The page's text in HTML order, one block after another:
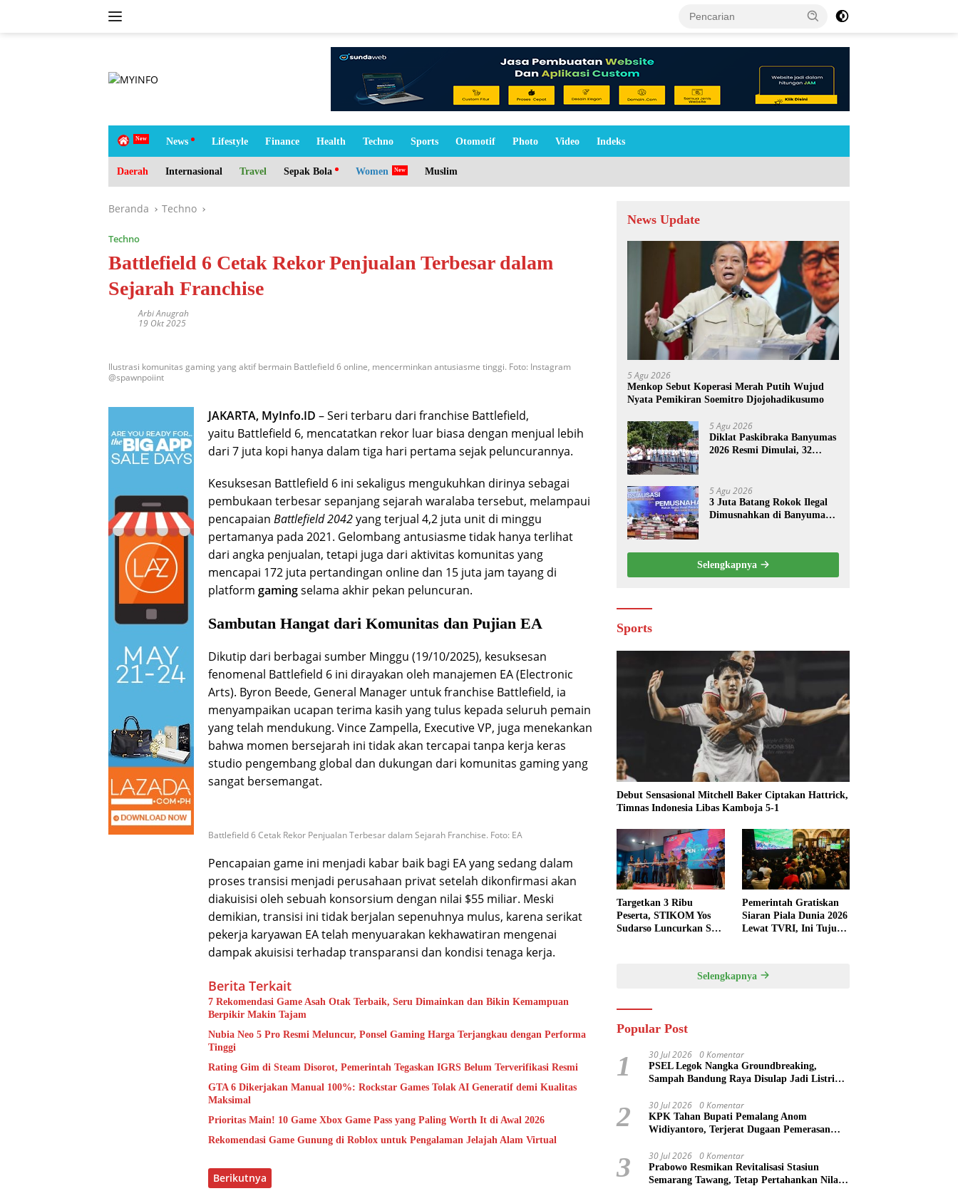
H
e
News Lifestyle Finance Health Techno Sports Otomotif Photo Video Indeks
Daerah Internasional Travel Sepak Bola Women Muslim
Beranda Techno
Techno
Battlefield 6 Cetak Rekor Penjualan Terbesar dalam
Sejarah Franchise
Arbi Anugrah
19 Okt 2025
Ilustrasi komunitas gaming yang aktif bermain Battlefield 6 online, mencerminkan antusiasme tinggi. Foto: Instagram
@spawnpoiint
JAKARTA, MyInfo.ID – Seri terbaru dari franchise Battlefield,
yaitu Battlefield 6, mencatatkan rekor luar biasa dengan menjual lebih
dari 7 juta kopi hanya dalam tiga hari pertama sejak peluncurannya.
Kesuksesan Battlefield 6 ini sekaligus mengukuhkan dirinya sebagai
pembukaan terbesar sepanjang sejarah waralaba tersebut, melampaui
pencapaian Battlefield 2042yang terjual 4,2 juta unit di minggu
pertamanya pada 2021. Gelombang antusiasme tidak hanya terlihat
dari angka penjualan, tetapi juga dari aktivitas komunitas yang
mencapai 172 juta pertandingan online dan 15 juta jam tayang di
platform gamingselama akhir pekan peluncuran.
Sambutan Hangat dari Komunitas dan Pujian EA
Dikutip dari berbagai sumber Minggu (19/10/2025), kesuksesan
fenomenal Battlefield 6 ini dirayakan oleh manajemen EA (Electronic
Arts). Byron Beede, General Manager untuk franchise Battlefield, ia
menyampaikan ucapan terima kasih yang tulus kepada seluruh pemain
yang telah mendukung. Vince Zampella, Executive VP, juga menekankan
bahwa momen bersejarah ini tidak akan tercapai tanpa kerja keras
studio pengembang global dan dukungan dari komunitas gaming yang
sangat bersemangat.
Battlefield 6 Cetak Rekor Penjualan Terbesar dalam Sejarah Franchise. Foto: EA
Pencapaian game ini menjadi kabar baik bagi EA yang sedang dalam
proses transisi menjadi perusahaan privat setelah dikonfirmasi akan
diakuisisi oleh sebuah konsorsium dengan nilai $55 miliar. Meski
demikian, transisi ini tidak berjalan sepenuhnya mulus, karena serikat
pekerja karyawan EA telah menyuarakan kekhawatiran mengenai
dampak akuisisi terhadap transparansi dan kondisi tenaga kerja.
Berita Terkait
7 Rekomendasi Game Asah Otak Terbaik, Seru Dimainkan dan Bikin Kemampuan
Berpikir Makin Tajam
Nubia Neo 5 Pro Resmi Meluncur, Ponsel Gaming Harga Terjangkau dengan Performa
Tinggi
Rating Gim di Steam Disorot, Pemerintah Tegaskan IGRS Belum Terverifikasi Resmi
GTA 6 Dikerjakan Manual 100%: Rockstar Games Tolak AI Generatif demi Kualitas
Maksimal
Prioritas Main! 10 Game Xbox Game Pass yang Paling Worth It di Awal 2026
Rekomendasi Game Gunung di Roblox untuk Pengalaman Jelajah Alam Virtual
Berikutnya
News Update
5 Agu 2026
Menkop Sebut Koperasi Merah Putih Wujud
Nyata Pemikiran Soemitro Djojohadikusumo
5 Agu 2026
Diklat Paskibraka Banyumas
2026 Resmi Dimulai, 32
5 Agu 2026
3 Juta Batang Rokok Ilegal
Dimusnahkan di Banyumas,
Selengkapnya
Sports
Debut Sensasional Mitchell Baker Ciptakan Hattrick,
Timnas Indonesia Libas Kamboja 5-1
Targetkan 3 Ribu
Peserta, STIKOM Yos
Sudarso Luncurkan SYS
Pemerintah Gratiskan
Siaran Piala Dunia 2026
Lewat TVRI, Ini Tujuan
Selengkapnya
Popular Post
1 30 Jul 2026 0 Komentar
PSEL Legok Nangka Groundbreaking,
Sampah Bandung Raya Disulap Jadi Listrik
2 30 Jul 2026 0 Komentar
KPK Tahan Bupati Pemalang Anom
Widiyantoro, Terjerat Dugaan Pemerasan
3 30 Jul 2026 0 Komentar
Prabowo Resmikan Revitalisasi Stasiun
Semarang Tawang, Tetap Pertahankan Nilai